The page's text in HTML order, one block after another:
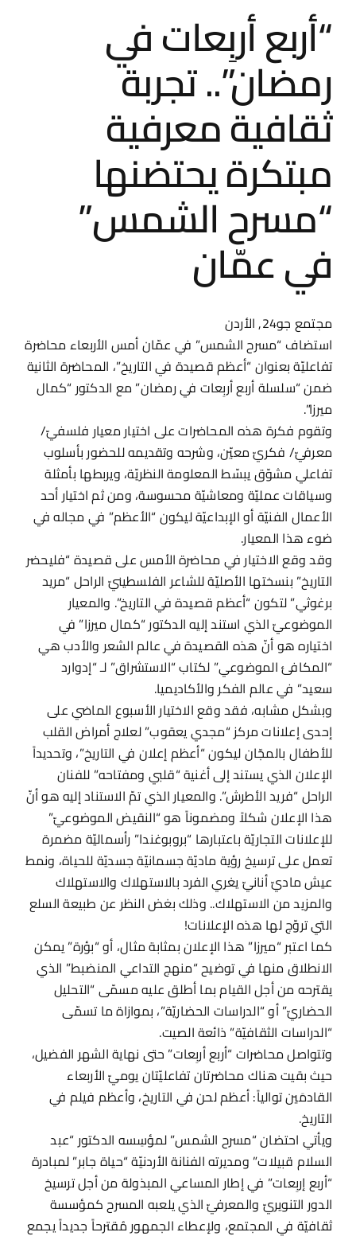
“أربع أربِعات في
رمضان”.. تجربة
ثقافية معرفية
مبتكرة يحتضنها
“مسرح الشمس”
في عمّان
مجتمع جو24, الأردن
استضاف “مسرح الشمس” في عمّان أمس الأربعاء محاضرة
تفاعليّة بعنوان “أعظم قصيدة في التاريخ”، المحاضرة الثانية
ضمن “سلسلة أربع أربِعات في رمضان” مع الدكتور “كمال
ميرزا”.
وتقوم فكرة هذه المحاضرات على اختيار معيار فلسفيّ/
معرفيّ/ فكريّ معيّن، وشرحه وتقديمه للحضور بأسلوب
تفاعلي مشوّق يبسّط المعلومة النظريّة، ويربطها بأمثلة
وسياقات عمليّة ومعاشيّة محسوسة، ومن ثم اختيار أحد
الأعمال الفنيّة أو الإبداعيّة ليكون “الأعظم” في مجاله في
ضوء هذا المعيار.
وقد وقع الاختيار في محاضرة الأمس على قصيدة “فليحضر
التاريخ” بنسختها الأصليّة للشاعر الفلسطينيّ الراحل “مريد
برغوثي” لتكون “أعظم قصيدة في التاريخ”. والمعيار
الموضوعيّ الذي استند إليه الدكتور “كمال ميرزا” في
اختياره هو أنّ هذه القصيدة في عالم الشعر والأدب هي
“المكافئ الموضوعي” لكتاب “الاستشراق” لـ “إدوارد
سعيد” في عالم الفكر والأكاديميا.
وبشكل مشابه، فقد وقع الاختيار الأسبوع الماضي على
إحدى إعلانات مركز “مجدي يعقوب” لعلاج أمراض القلب
للأطفال بالمجّان ليكون “أعظم إعلان في التاريخ”، وتحديداً
الإعلان الذي يستند إلى أغنية “قلبي ومفتاحه” للفنان
الراحل “فريد الأطرش”. والمعيار الذي تمّ الاستناد إليه هو أنّ
هذا الإعلان شكلاً ومضموناً هو “النقيض الموضوعيّ”
للإعلانات التجاريّة باعتبارها “بروبوغندا” رأسماليّة مضمرة
تعمل على ترسيخ رؤية ماديّة جسمانيّة جسديّة للحياة، ونمط
عيش ماديّ أنانيّ يغري الفرد بالاستهلاك والاستهلاك
والمزيد من الاستهلاك.. وذلك بغض النظر عن طبيعة السلع
التي تروّج لها هذه الإعلانات!
كما اعتبر “ميرزا” هذا الإعلان بمثابة مثال، أو “بؤرة” يمكن
الانطلاق منها في توضيح “منهج التداعي المنضبط” الذي
يقترحه من أجل القيام بما أطلق عليه مسمّى “التحليل
الحضاريّ” أو “الدراسات الحضاريّة”، بموازاة ما تسمّى
“الدراسات الثقافيّة” ذائعة الصيت.
وتتواصل محاضرات “أربع أربِعات” حتى نهاية الشهر الفضيل،
حيث بقيت هناك محاضرتان تفاعليّتان يوميّ الأربعاء
القادمَين توالياً: أعظم لحن في التاريخ، وأعظم فيلم في
التاريخ.
ويأتي احتضان “مسرح الشمس” لمؤسِسه الدكتور “عبد
السلام قبيلات” ومديرته الفنانة الأردنيّة “حياة جابر” لمبادرة
“أربع إربِعات” في إطار المساعي المبذولة من أجل ترسيخ
الدور التنويريّ والمعرفيّ الذي يلعبه المسرح كمؤسسة
ثقافيّة في المجتمع، ولإعطاء الجمهور مُقترحاً جديداً يجمع